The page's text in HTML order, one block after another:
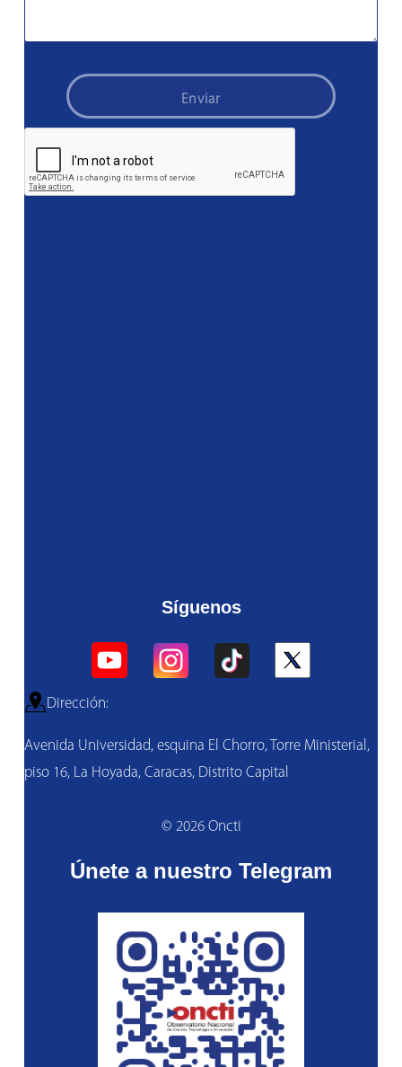
Enviar
Síguenos
Dirección:
Avenida Universidad, esquina El Chorro, Torre Ministerial,
piso 16, La Hoyada, Caracas, Distrito Capital
© 2026 Oncti
Únete a nuestro Telegram